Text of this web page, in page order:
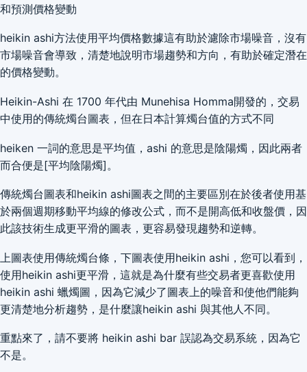
和預測價格變動
heikin ashi方法使用平均價格數據這有助於濾除市場噪音，沒有
市場噪音會導致，清楚地說明市場趨勢和方向，有助於確定潛在
的價格變動。
Heikin-Ashi 在 1700 年代由 Munehisa Homma開發的，交易
中使用的傳統燭台圖表，但在日本計算燭台值的方式不同
heiken 一詞的意思是平均值，ashi 的意思是陰陽燭，因此兩者
而合便是[平均陰陽燭]。
傳統燭台圖表和heikin ashi圖表之間的主要區別在於後者使用基
於兩個週期移動平均線的修改公式，而不是開高低和收盤價，因
此該技術生成更平滑的圖表，更容易發現趨勢和逆轉。
上圖表使用傳統燭台條，下圖表使用heikin ashi，您可以看到，
使用heikin ashi更平滑，這就是為什麼有些交易者更喜歡使用
heikin ashi 蠟燭圖，因為它減少了圖表上的噪音和使他們能夠
更清楚地分析趨勢，是什麼讓heikin ashi 與其他人不同。
重點來了，請不要將 heikin ashi bar 誤認為交易系統，因為它
不是。